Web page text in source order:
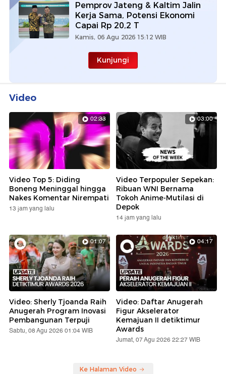
Pemprov Jateng & Kaltim Jalin
Kerja Sama, Potensi Ekonomi
Capai Rp 20,2 T
Kamis, 06 Agu 2026 15:12 WIB
Kunjungi
Video
02:33
Video Top 5: Diding
Boneng Meninggal hingga
Nakes Komentar Nirempati
13 jam yang lalu
03:00
Video Terpopuler Sepekan:
Ribuan WNI Bernama
Tokoh Anime-Mutilasi di
Depok
14 jam yang lalu
01:07
Video: Sherly Tjoanda Raih
Anugerah Program Inovasi
Pembangunan Terpuji
Sabtu, 08 Agu 2026 01:04 WIB
04:17
Video: Daftar Anugerah
Figur Akselerator
Kemajuan II detiktimur
Awards
Jumat, 07 Agu 2026 22:27 WIB
Ke Halaman Video